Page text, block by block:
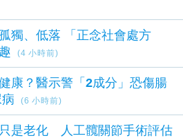
獨、低落 「正念社會處方
(4 小時前)
康？醫示警「2成分」恐傷腸
病
(6 小時前)
是老化 人工髖關節手術評估